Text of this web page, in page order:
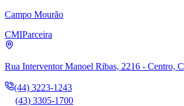
Campo Mourão
CMIParceira
Rua Interventor Manoel Ribas, 2216 - Centro,
(44) 3223-1243
(43) 3305-1700